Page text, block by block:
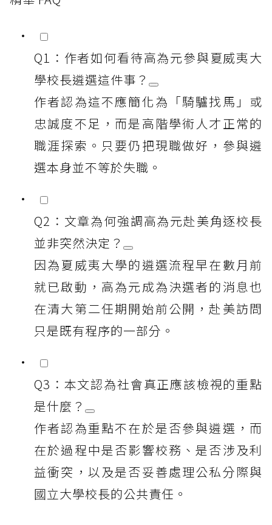
Q1：作者如何看待高為元參與夏威夷大
學校長遴選這件事？
作者認為這不應簡化為「騎驢找馬」或
忠誠度不足，而是高階學術人才正常的
職涯探索。只要仍把現職做好，參與遴
選本身並不等於失職。
Q2：文章為何強調高為元赴美角逐校長
並非突然決定？
因為夏威夷大學的遴選流程早在數月前
就已啟動，高為元成為決選者的消息也
在清大第二任期開始前公開，赴美訪問
只是既有程序的一部分。
Q3：本文認為社會真正應該檢視的重點
是什麼？
作者認為重點不在於是否參與遴選，而
在於過程中是否影響校務、是否涉及利
益衝突，以及是否妥善處理公私分際與
國立大學校長的公共責任。